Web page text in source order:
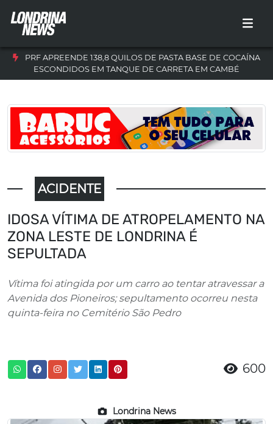
PRF APREENDE 138,8 QUILOS DE PASTA BASE DE COCAÍNA
ESCONDIDOS EM TANQUE DE CARRETA EM CAMBÉ
ACIDENTE
IDOSA VÍTIMA DE ATROPELAMENTO NA
ZONA LESTE DE LONDRINA É
SEPULTADA
Vítima foi atingida por um carro ao tentar atravessar a
Avenida dos Pioneiros; sepultamento ocorreu nesta
quinta-feira no Cemitério São Pedro
600
Londrina News